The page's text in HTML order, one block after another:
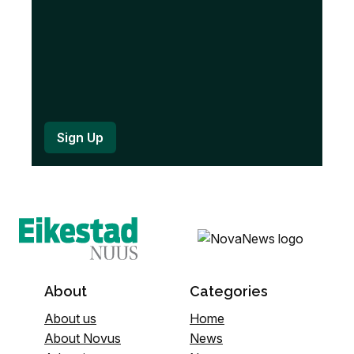
About
About us
About Novus
Categories
Home
News